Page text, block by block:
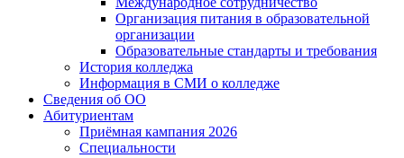
Организация питания в образовательной
организации
Образовательные стандарты и требования
История колледжа
Информация в СМИ о колледже
Сведения об ОО
Абитуриентам
Приёмная кампания 2026
Специальности